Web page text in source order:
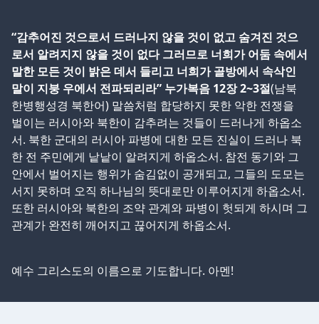
“감추어진 것으로서 드러나지 않을 것이 없고 숨겨진 것으
로서 알려지지 않을 것이 없다 그러므로 너희가 어둠 속에서
말한 모든 것이 밝은 데서 들리고 너희가 골방에서 속삭인
말이 지붕 우에서 전파되리라” 누가복음 12장 2~3절(남북
한병행성경 북한어) 말씀처럼 합당하지 못한 악한 전쟁을
벌이는 러시아와 북한이 감추려는 것들이 드러나게 하옵소
서. 북한 군대의 러시아 파병에 대한 모든 진실이 드러나 북
한 전 주민에게 낱낱이 알려지게 하옵소서. 참전 동기와 그
안에서 벌어지는 행위가 숨김없이 공개되고, 그들의 도모는
서지 못하며 오직 하나님의 뜻대로만 이루어지게 하옵소서.
또한 러시아와 북한의 조약 관계와 파병이 헛되게 하시며 그
관계가 완전히 깨어지고 끊어지게 하옵소서.
예수 그리스도의 이름으로 기도합니다. 아멘!